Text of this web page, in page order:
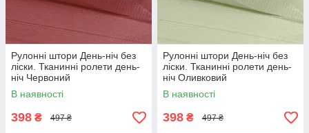
Рулонні штори День-ніч без
ліски. Тканинні ролети день-
ніч Червоний
В наявності
398 ₴ 497 ₴
Рулонні штори День-ніч без
ліски. Тканинні ролети день-
ніч Оливковий
В наявності
398 ₴ 497 ₴